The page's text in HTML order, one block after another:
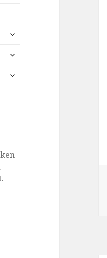
untermenü
untermenü
untermenü